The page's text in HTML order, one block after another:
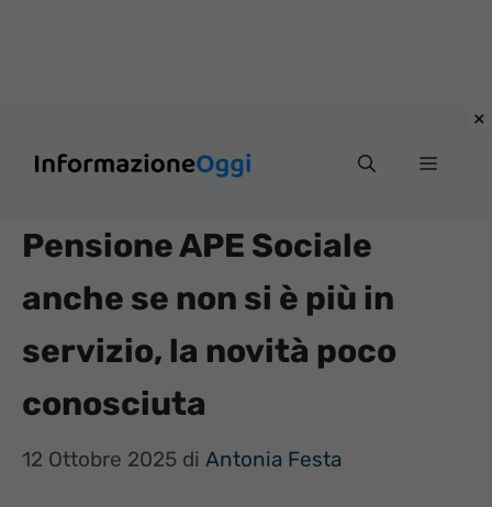
Menu
Pensione APE Sociale
anche se non si è più in
servizio, la novità poco
conosciuta
12 Ottobre 2025 di Antonia Festa